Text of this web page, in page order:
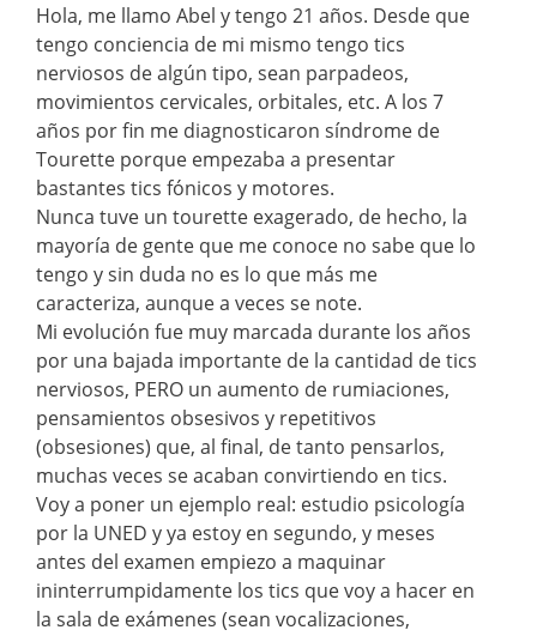
Hola, me llamo Abel y tengo 21 años. Desde que
tengo conciencia de mi mismo tengo tics
nerviosos de algún tipo, sean parpadeos,
movimientos cervicales, orbitales, etc. A los 7
años por fin me diagnosticaron síndrome de
Tourette porque empezaba a presentar
bastantes tics fónicos y motores.
Nunca tuve un tourette exagerado, de hecho, la
mayoría de gente que me conoce no sabe que lo
tengo y sin duda no es lo que más me
caracteriza, aunque a veces se note.
Mi evolución fue muy marcada durante los años
por una bajada importante de la cantidad de tics
nerviosos, PERO un aumento de rumiaciones,
pensamientos obsesivos y repetitivos
(obsesiones) que, al final, de tanto pensarlos,
muchas veces se acaban convirtiendo en tics.
Voy a poner un ejemplo real: estudio psicología
por la UNED y ya estoy en segundo, y meses
antes del examen empiezo a maquinar
ininterrumpidamente los tics que voy a hacer en
la sala de exámenes (sean vocalizaciones,